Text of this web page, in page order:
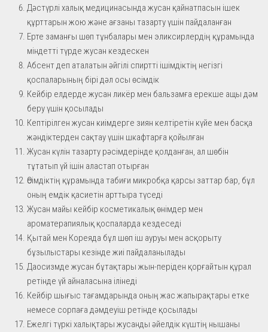
Дәстүрлі халық медицинасында жусан қайнатпасын ішек
құрттарын жою және ағзаны тазарту үшін пайдаланған
Ерте заманғы шөп тұнбалары мен эликсирлердің құрамында
міндетті түрде жусан кездескен
Абсент деп аталатын әйгілі спиртті ішімдіктің негізгі
қоспаларының бірі дәл осы өсімдік
Кейбір елдерде жусан ликёр мен бальзамға ерекше ащы дәм
беру үшін қосылады
Кептірілген жусан киімдерге зиян келтіретін күйе мен басқа
жәндіктерден сақтау үшін шкафтарға қойылған
Жусан күлін тазарту рәсімдерінде қолданған, ал шөбін
тұтатып үй ішін аластап отырған
Өсімдіктің құрамында табиғи микробқа қарсы заттар бар, бұл
оның емдік қасиетін арттыра түседі
Жусан майы кейбір косметикалық өнімдер мен
ароматерапиялық қоспаларда кездеседі
Қытай мен Кореяда бұл шөп іш ауруы мен асқорыту
бұзылыстары кезінде жиі пайдаланылады
Даосизмде жусан бұтақтары жын-періден қорғайтын құрал
ретінде үй айналасына ілінеді
Кейбір шығыс тағамдарында оның жас жапырақтары етке
немесе сорпаға дәмдеуіш ретінде қосылады
Ежелгі түркі халықтары жусанды әйелдік күштің нышаны